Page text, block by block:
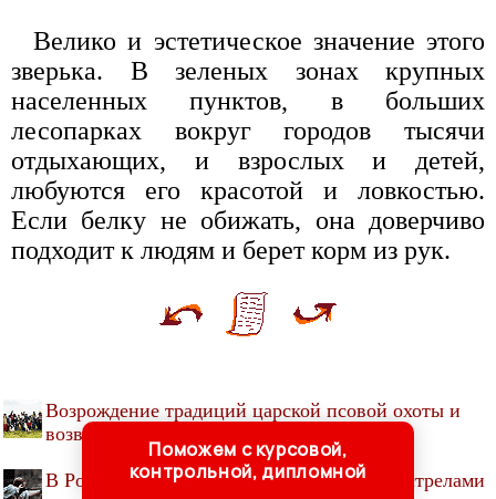
Велико и эстетическое значение этого
зверька. В зеленых зонах крупных
населенных пунктов, в больших
лесопарках вокруг городов тысячи
отдыхающих, и взрослых и детей,
любуются его красотой и ловкостью.
Если белку не обижать, она доверчиво
подходит к людям и берет корм из рук.
Возрождение традиций царской псовой охоты и
возвращение интереса к русским борзым
В России разрешили охотиться с луком и стрелами
Поможем с курсовой,
контрольной, дипломной